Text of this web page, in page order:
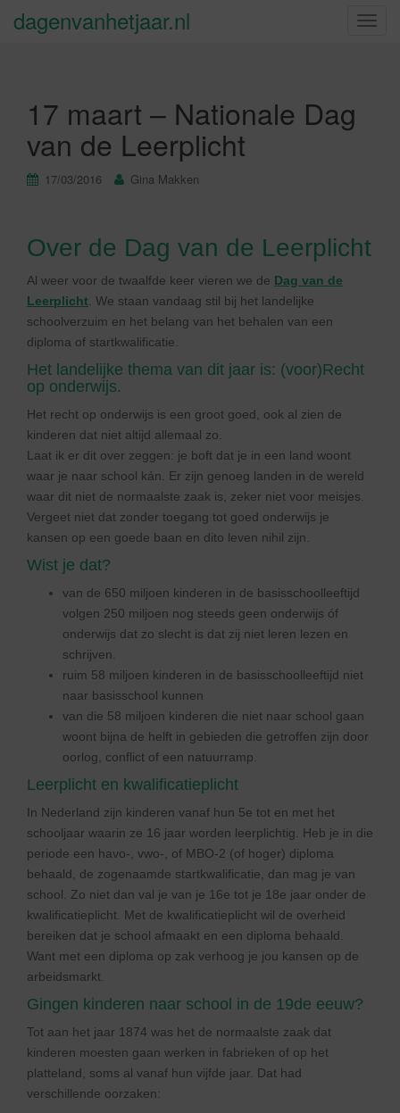
S
g
dagenvanhetjaar.nl
17 maart – Nationale Dag
van de Leerplicht
17/03/2016 Gina Makken
Over de Dag van de Leerplicht
Al weer voor de twaalfde keer vieren we de Dag van de
Leerplicht . We staan vandaag stil bij het landelijke
schoolverzuim en het belang van het behalen van een
diploma of startkwalificatie.
Het landelijke thema van dit jaar is: (voor)Recht
op onderwijs.
Het recht op onderwijs is een groot goed, ook al zien de
kinderen dat niet altijd allemaal zo.
Laat ik er dit over zeggen: je boft dat je in een land woont
waar je naar school kán. Er zijn genoeg landen in de wereld
waar dit niet de normaalste zaak is, zeker niet voor meisjes.
Vergeet niet dat zonder toegang tot goed onderwijs je
kansen op een goede baan en dito leven nihil zijn.
Wist je dat?
van de 650 miljoen kinderen in de basisschoolleeftijd
volgen 250 miljoen nog steeds geen onderwijs óf
onderwijs dat zo slecht is dat zij niet leren lezen en
schrijven.
ruim 58 miljoen kinderen in de basisschoolleeftijd niet
naar basisschool kunnen
van die 58 miljoen kinderen die niet naar school gaan
woont bijna de helft in gebieden die getroffen zijn door
oorlog, conflict of een natuurramp.
Leerplicht en kwalificatieplicht
In Nederland zijn kinderen vanaf hun 5e tot en met het
schooljaar waarin ze 16 jaar worden leerplichtig. Heb je in die
periode een havo-, vwo-, of MBO-2 (of hoger) diploma
behaald, de zogenaamde startkwalificatie, dan mag je van
school. Zo niet dan val je van je 16e tot je 18e jaar onder de
kwalificatieplicht. Met de kwalificatieplicht wil de overheid
bereiken dat je school afmaakt en een diploma behaald.
Want met een diploma op zak verhoog je jou kansen op de
arbeidsmarkt.
Gingen kinderen naar school in de 19de eeuw?
Tot aan het jaar 1874 was het de normaalste zaak dat
kinderen moesten gaan werken in fabrieken of op het
platteland, soms al vanaf hun vijfde jaar. Dat had
verschillende oorzaken: